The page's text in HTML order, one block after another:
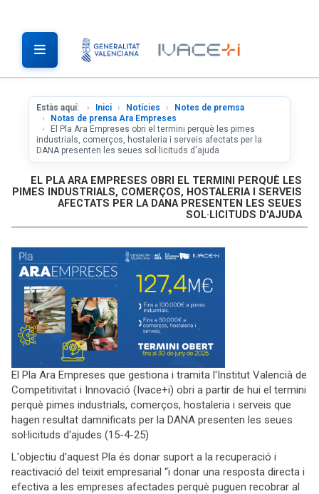
Estàs aquí: Inici Notícies
Notes de premsa
Notas de prensa Ara Empreses
El Pla Ara Empreses obri el termini perquè les pimes
industrials, comerços, hostaleria i serveis afectats per la
DANA presenten les seues sol·licituds d'ajuda
EL PLA ARA EMPRESES OBRI EL TERMINI PERQUÈ LES
PIMES INDUSTRIALS, COMERÇOS, HOSTALERIA I SERVEIS
AFECTATS PER LA DANA PRESENTEN LES SEUES
SOL·LICITUDS D'AJUDA
El Pla Ara Empreses que gestiona i tramita l'Institut Valencià de
Competitivitat i Innovació (Ivace+i) obri a partir de hui el termini
perquè pimes industrials, comerços, hostaleria i serveis que
hagen resultat damnificats per la DANA presenten les seues
sol·licituds d'ajudes (15-4-25)
L'objectiu d'aquest Pla és donar suport a la recuperació i
reactivació del teixit empresarial “i donar una resposta directa i
efectiva a les empreses afectades perquè puguen recobrar al